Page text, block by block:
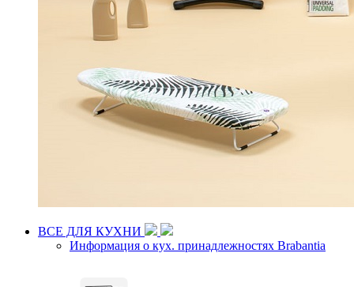
ВСЕ ДЛЯ КУХНИ
Информация о кух. принадлежностях Brabantia